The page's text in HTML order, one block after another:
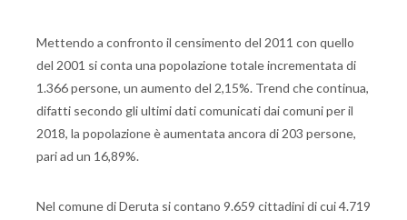
Mettendo a confronto il censimento del 2011 con quello
del 2001 si conta una popolazione totale incrementata di
1.366 persone, un aumento del 2,15%. Trend che continua,
difatti secondo gli ultimi dati comunicati dai comuni per il
2018, la popolazione è aumentata ancora di 203 persone,
pari ad un 16,89%.
Nel comune di Deruta si contano 9.659 cittadini di cui 4.719